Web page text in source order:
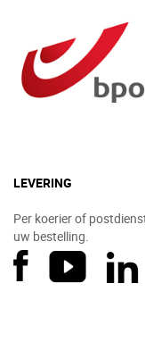
LEVERING
Per koerier of
uw bestelling.